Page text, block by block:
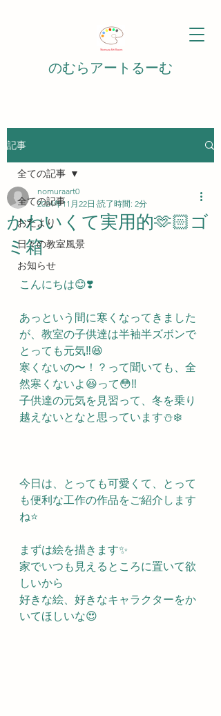
のむらアートるーむ
記事
全ての記事
おたより
日々の教室風景
お知らせ
全ての記事
かわいくて実用的🫶🏻ゴ
ミ箱
nomuraart0
2024年11月22日 読了時間: 2分
こんにちは😊❣️
あっという間に寒くなってきました
が、教室の子供達は半袖半ズボンで
とっても元気‼️😆
寒くないの〜！？って聞いても、全
然寒くないよ😆って😳‼️
子供達の元気を見習って、冬を乗り
越えないとなと思っています⛄️❄️
今日は、とっても可愛くて、とって
も便利な工作の作品をご紹介します
ね⭐️
まずは絵を描きます✨
家でいつも見えるところに置いて欲
しいから
好きな絵、好きなキャラクターをか
いてほしいな😍